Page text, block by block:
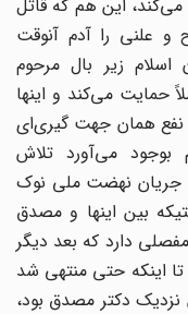
این هم که قاتل
علنی را آدم آنوقت
زیر بال مرحوم
حمایت می‌کند و اینها
همان جهت گیری‌ای
می‌آورد تلاش
نهضت ملی نوک
بین اینها و مصدق
دارد که بعد دیگر
اینکه حتی منتهی شد
دکتر مصدق بود،